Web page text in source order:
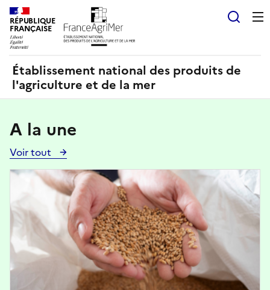
RÉPUBLIQUE
FRANÇAISE
Établissement national des produits de
l'agriculture et de la mer
A la une
Voir tout
Voir
toutes
les
actualités
Image
Panneau de gestion des cookies